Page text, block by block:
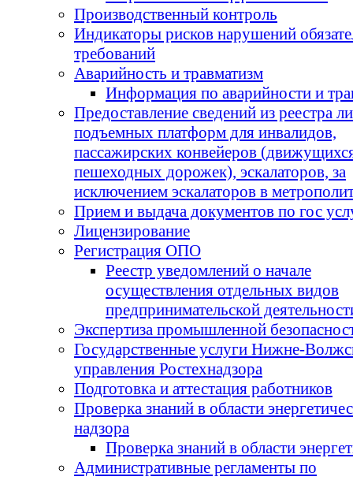
Производственный контроль
Индикаторы рисков нарушений
требований
Аварийность и травматизм
Информация по аварийности и
Предоставление сведений из реестра
подъемных платформ для инвалидов,
пассажирских конвейеров
пешеходных дорожек), эскалаторов, за
исключением эскалаторов в
Прием и выдача документов по гос
Лицензирование
Регистрация ОПО
Реестр уведомлений о начале
осуществления отдельных видов
предпринимательской
Экспертиза промышленной
Государственные услуги Нижне-
управления Ростехнадзора
Подготовка и аттестация работников
Проверка знаний в области
надзора
Проверка знаний в области
Административные регламенты по